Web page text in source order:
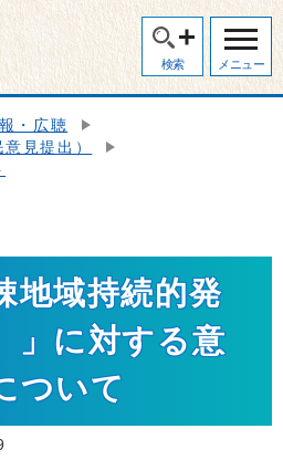
検索 メニュー
・広聴
見提出）
地域持続的発
」に対する意
ついて